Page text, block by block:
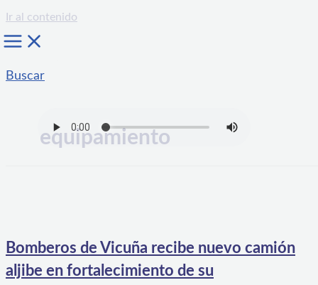
Ir al contenido
Buscar
equipamiento
Bomberos de Vicuña recibe nuevo camión
aljibe en fortalecimiento de su